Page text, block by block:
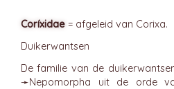
Coríxidae = afgeleid van Corixa.
Duikerwantsen
De familie van de
➛Nepomorpha uit de orde